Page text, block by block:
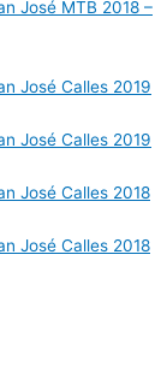
José MTB 2018 –
José Calles 2019
José Calles 2019
José Calles 2018
José Calles 2018